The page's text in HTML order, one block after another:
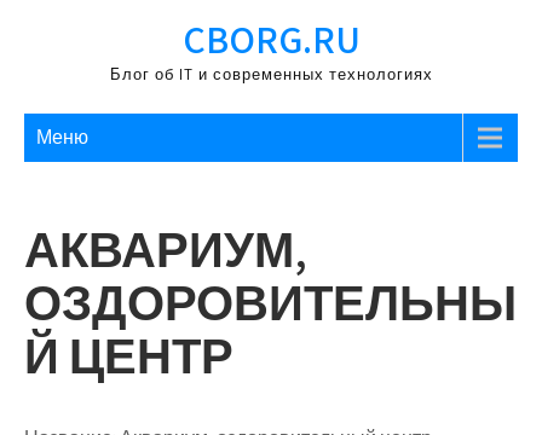
содержимому
CBORG.RU
Блог об IT и современных технологиях
Меню
АКВАРИУМ,
ОЗДОРОВИТЕЛЬНЫ
Й ЦЕНТР